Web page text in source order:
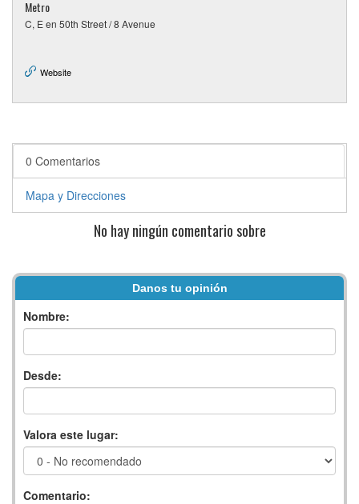
Metro
C, E en 50th Street / 8 Avenue
Website
0 Comentarios
Mapa y Direcciones
No hay ningún comentario sobre
Danos tu opinión
Nombre:
Desde:
Valora este lugar:
Comentario: